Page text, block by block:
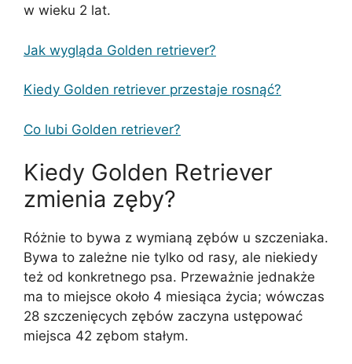
w wieku 2 lat.
Jak wygląda Golden retriever?
Kiedy Golden retriever przestaje rosnąć?
Co lubi Golden retriever?
Kiedy Golden Retriever
zmienia zęby?
Różnie to bywa z wymianą zębów u szczeniaka.
Bywa to zależne nie tylko od rasy, ale niekiedy
też od konkretnego psa. Przeważnie jednakże
ma to miejsce około 4 miesiąca życia; wówczas
28 szczenięcych zębów zaczyna ustępować
miejsca 42 zębom stałym.